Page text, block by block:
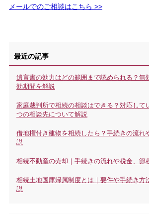
メールでのご相談はこちら >>
最近の記事
遺言書の効力はどの範囲まで認められる？無
効期間を解説
家庭裁判所で相続の相談はできる？対応して
つの相談先について解説
借地権付き建物を相続したら？手続きの流れ
説
相続不動産の売却｜手続きの流れや税金、節
相続土地国庫帰属制度とは｜要件や手続き方
説